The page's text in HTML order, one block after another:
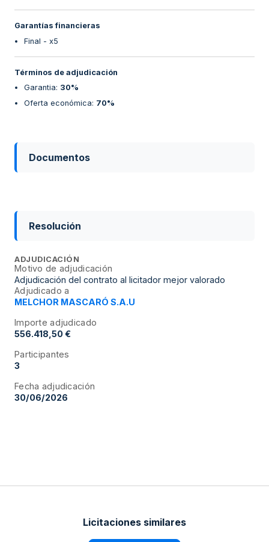
Garantías financieras
Final - x5
Términos de adjudicación
Garantia: 30%
Oferta económica: 70%
Documentos
Resolución
ADJUDICACIÓN
Motivo de adjudicación
Adjudicación del contrato al licitador mejor valorado
Adjudicado a
MELCHOR MASCARÓ S.A.U
Importe adjudicado
556.418,50 €
Participantes
3
Fecha adjudicación
30/06/2026
Licitaciones similares